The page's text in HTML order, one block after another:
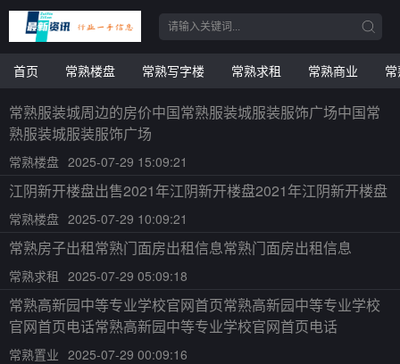
首页 常熟楼盘 常熟写字楼 常熟求租 常熟商业
常熟服装城周边的房价中国常熟服装城服装服饰广场中国常
熟服装城服装服饰广场
常熟楼盘 2025-07-29 15:09:21
江阴新开楼盘出售2021年江阴新开楼盘2021年江阴新开楼盘
常熟楼盘 2025-07-29 10:09:21
常熟房子出租常熟门面房出租信息常熟门面房出租信息
常熟求租 2025-07-29 05:09:18
常熟高新园中等专业学校官网首页常熟高新园中等专业学校
官网首页电话常熟高新园中等专业学校官网首页电话
常熟置业 2025-07-29 00:09:16